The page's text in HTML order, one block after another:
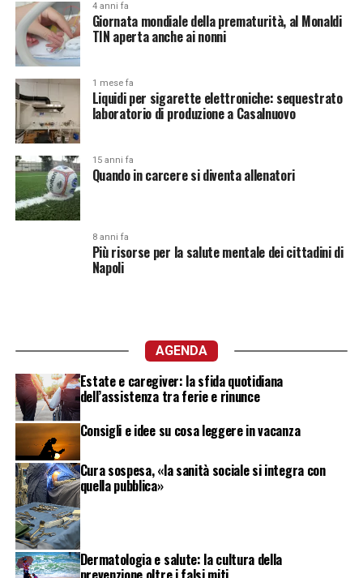
4 anni fa
Giornata mondiale della prematurità, al Monaldi
TIN aperta anche ai nonni
1 mese fa
Liquidi per sigarette elettroniche: sequestrato
laboratorio di produzione a Casalnuovo
15 anni fa
Quando in carcere si diventa allenatori
8 anni fa
Più risorse per la salute mentale dei cittadini di
Napoli
AGENDA
Estate e caregiver: la sfida quotidiana
dell’assistenza tra ferie e rinunce
Consigli e idee su cosa leggere in vacanza
Cura sospesa, «la sanità sociale si integra con
quella pubblica»
Dermatologia e salute: la cultura della